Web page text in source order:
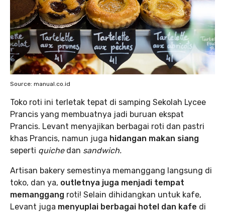
Source: manual.co.id
Toko roti ini terletak tepat di samping Sekolah Lycee
Prancis yang membuatnya jadi buruan ekspat
Prancis. Levant menyajikan berbagai roti dan pastri
khas Prancis, namun juga hidangan makan siang
seperti quichedan sandwich.
Artisan bakery semestinya memanggang langsung di
toko, dan ya, outletnya juga menjadi tempat
memanggang roti! Selain dihidangkan untuk kafe,
Levant juga menyuplai berbagai hotel dan kafe di